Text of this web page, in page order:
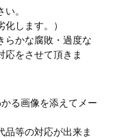
。
化します。）
らかな腐敗・過度な
応をさせて頂きま
る画像を添えてメー
品等の対応が出来ま